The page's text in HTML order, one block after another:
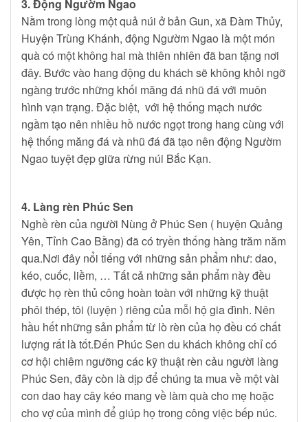
3. Động Ngườm Ngao
Nằm trong lòng một quả núi ở bản Gun, xã Đàm Thủy,
Huyện Trùng Khánh, động Ngườm Ngao là một món
quà có một không hai mà thiên nhiên đã ban tặng nơi
đây. Bước vào hang động du khách sẽ không khỏi ngỡ
ngàng trước những khối măng đá nhũ đá với muôn
hình vạn trạng. Đặc biệt, với hệ thống mạch nước
ngầm tạo nên nhiều hồ nước ngọt trong hang cùng với
hệ thống măng đá và nhũ đá đã tạo nên động Ngườm
Ngao tuyệt đẹp giữa rừng núi Bắc Kạn.
4. Làng rèn Phúc Sen
Nghề rèn của người Nùng ở Phúc Sen ( huyện Quảng
Yên, Tỉnh Cao Bằng) đã có tryền thống hàng trăm năm
qua.Nơi đây nổi tiếng với những sản phẩm như: dao,
kéo, cuốc, liềm, … Tất cả những sản phẩm này đều
được họ rèn thủ công hoàn toàn với những kỹ thuật
phôi thép, tôi (luyện ) riêng của mỗi hộ gia đình. Nên
hầu hết những sản phẩm từ lò rèn của họ đều có chất
lượng rất là tốt.Đến Phúc Sen du khách không chỉ có
cơ hội chiêm ngưỡng các kỹ thuật rèn cảu người làng
Phúc Sen, đây còn là dịp để chúng ta mua về một vài
con dao hay cây kéo mang về làm quà cho mẹ hoặc
cho vợ của mình để giúp họ trong công việc bếp núc.